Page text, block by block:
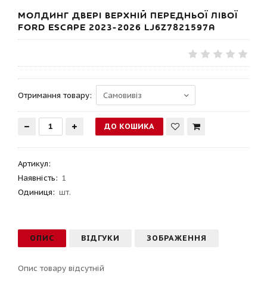
МОЛДИНГ ДВЕРІ ВЕРХНІЙ ПЕРЕДНЬОЇ ЛІВОЇ
FORD ESCAPE 2023-2026 LJ6Z7821597A
Отримання товару:
Артикул:
Наявність: 1
Одиниця: шт.
ОПИС ВІДГУКИ ЗОБРАЖЕННЯ
Опис товару відсутній